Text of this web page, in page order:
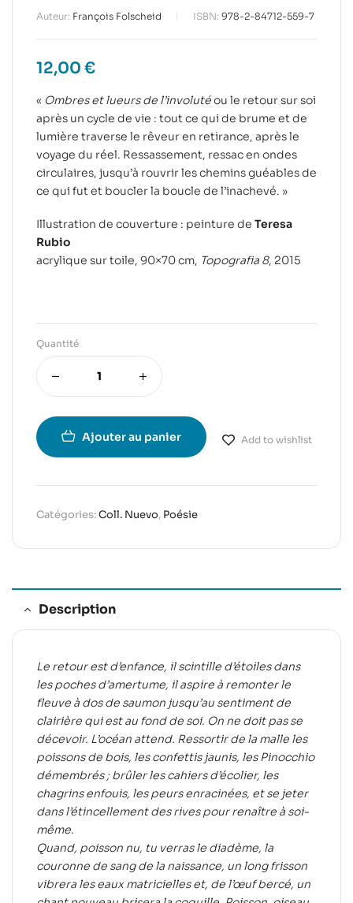
Auteur: François Folscheid ISBN: 978-2-84712-559-7
12,00 €
« Ombres et lueurs de l’involutéou le retour sur soi
après un cycle de vie : tout ce qui de brume et de
lumière traverse le rêveur en retirance, après le
voyage du réel. Ressassement, ressac en ondes
circulaires, jusqu’à rouvrir les chemins guéables de
ce qui fut et boucler la boucle de l’inachevé. »
Illustration de couverture : peinture de Teresa
Rubio
acrylique sur toile, 90×70 cm, Topografia 8, 2015
Quantité
Ajouter au panier Add to wishlist
Catégories:Coll. Nuevo, Poésie
Description
Le retour est d’enfance, il scintille d’étoiles dans
les poches d’amertume, il aspire à remonter le
fleuve à dos de saumon jusqu’au sentiment de
clairière qui est au fond de soi. On ne doit pas se
décevoir. L’océan attend. Ressortir de la malle les
poissons de bois, les confettis jaunis, les Pinocchio
démembrés ; brûler les cahiers d’écolier, les
chagrins enfouis, les peurs enracinées, et se jeter
dans l’étincellement des rives pour renaître à soi-
même.
Quand, poisson nu, tu verras le diadème, la
couronne de sang de la naissance, un long frisson
vibrera les eaux matricielles et, de l’œuf bercé, un